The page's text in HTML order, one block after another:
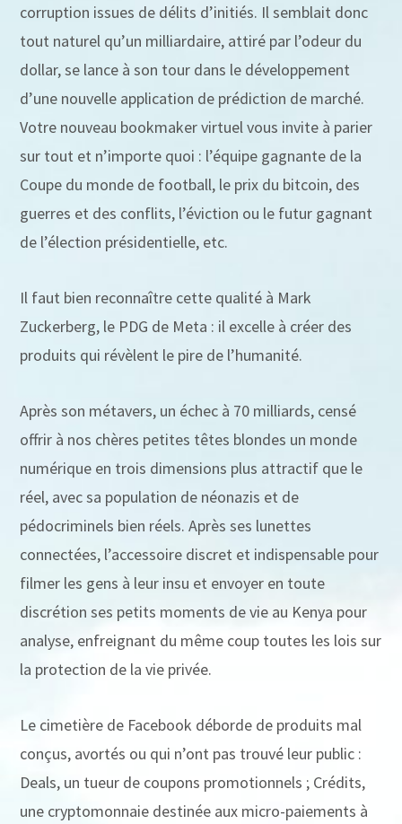
corruption issues de délits d’initiés. Il semblait donc
tout naturel qu’un milliardaire, attiré par l’odeur du
dollar, se lance à son tour dans le développement
d’une nouvelle application de prédiction de marché.
Votre nouveau bookmaker virtuel vous invite à parier
sur tout et n’importe quoi : l’équipe gagnante de la
Coupe du monde de football, le prix du bitcoin, des
guerres et des conflits, l’éviction ou le futur gagnant
de l’élection présidentielle, etc.
Il faut bien reconnaître cette qualité à Mark
Zuckerberg, le PDG de Meta : il excelle à créer des
produits qui révèlent le pire de l’humanité.
Après son métavers, un échec à 70 milliards, censé
offrir à nos chères petites têtes blondes un monde
numérique en trois dimensions plus attractif que le
réel, avec sa population de néonazis et de
pédocriminels bien réels. Après ses lunettes
connectées, l’accessoire discret et indispensable pour
filmer les gens à leur insu et envoyer en toute
discrétion ses petits moments de vie au Kenya pour
analyse, enfreignant du même coup toutes les lois sur
la protection de la vie privée.
Le cimetière de Facebook déborde de produits mal
conçus, avortés ou qui n’ont pas trouvé leur public :
Deals, un tueur de coupons promotionnels ; Crédits,
une cryptomonnaie destinée aux micro-paiements à